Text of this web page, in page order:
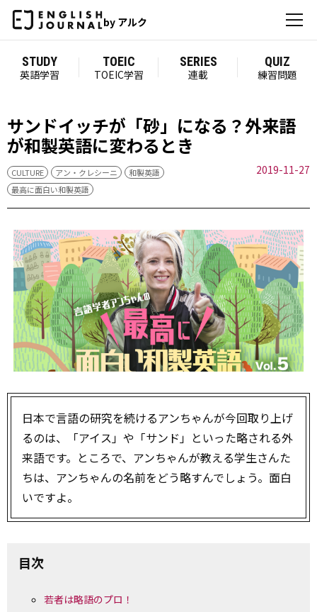
by アルク
STUDY
英語学習
TOEIC
TOEIC学習
SERIES
連載
QUIZ
練習問題
サンドイッチが「砂」になる？外来語
が和製英語に変わるとき
CULTURE アン・クレシーニ
和製英語
最高に面白い和製英語
2019-11-27
日本で言語の研究を続けるアンちゃんが今回取り上げ
るのは、「アイス」や「サンド」といった略される外
来語です。ところで、アンちゃんが教える学生さんた
ちは、アンちゃんの名前をどう略すんでしょう。面白
いですよ。
目次
若者は略語のプロ！